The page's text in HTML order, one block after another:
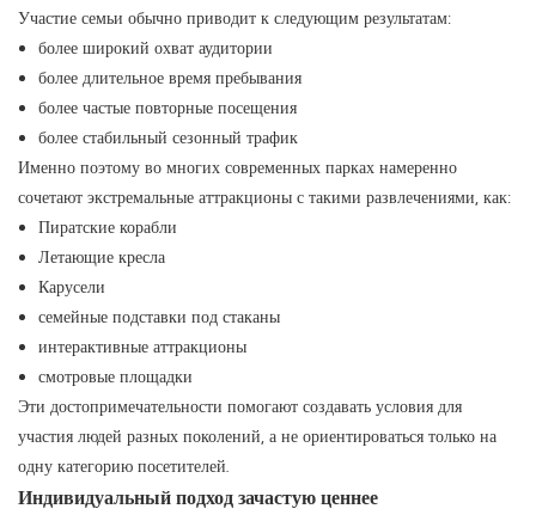
Участие семьи обычно приводит к следующим результатам:
более широкий охват аудитории
более длительное время пребывания
более частые повторные посещения
более стабильный сезонный трафик
Именно поэтому во многих современных парках намеренно
сочетают экстремальные аттракционы с такими развлечениями, как:
Пиратские корабли
Летающие кресла
Карусели
семейные подставки под стаканы
интерактивные аттракционы
смотровые площадки
Эти достопримечательности помогают создавать условия для
участия людей разных поколений, а не ориентироваться только на
одну категорию посетителей.
Индивидуальный подход зачастую ценнее